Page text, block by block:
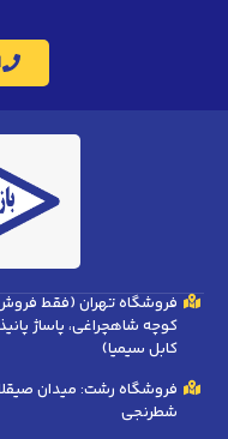
فروشگاه تهران (فقط فروش
کابل سیمیا)
فروشگاه رشت: میدان
شطرنجی